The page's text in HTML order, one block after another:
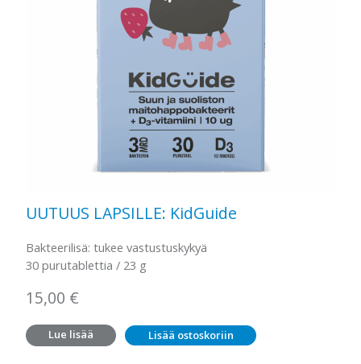
UUTUUS LAPSILLE: KidGuide
Bakteerilisä: tukee vastustuskykyä
30 purutablettia / 23 g
15,00 €
Lue lisää Lisää ostoskoriin